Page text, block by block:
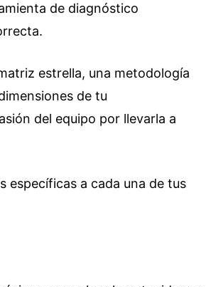
de diagnóstico
estrella, una metodología
de tu
del equipo por llevarla a
específicas a cada una de tus